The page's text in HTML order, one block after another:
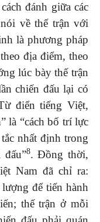
đánh giữa các
về thế trận với
là phương pháp
địa điểm, theo
lúc bày thế trận
chiến đấu lại có
điển tiếng Việt,
là “cách bố trí lực
nhất định trong
8. Đồng thời,
Nam đã chỉ ra:
để tiến hành
thế trận ở mỗi